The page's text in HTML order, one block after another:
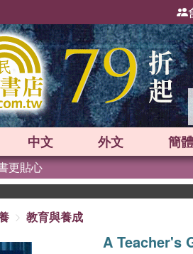
中文 外文 簡體
更貼心
教育與養成
A Teacher's